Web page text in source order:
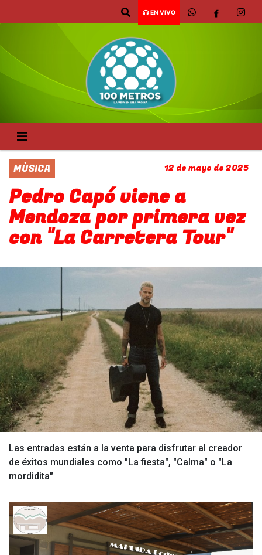
EN VIVO
MÙSICA 12 de mayo de 2025
Pedro Capó viene a
Mendoza por primera vez
con "La Carretera Tour"
Las entradas están a la venta para disfrutar al creador
de éxitos mundiales como "La fiesta", "Calma" o "La
mordidita"